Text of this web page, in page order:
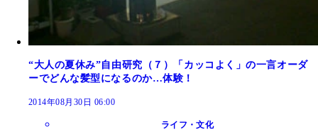
“大人の夏休み”自由研究（７）「カッコよく」の一言オーダ
ーでどんな髪型になるのか…体験！
2014年08月30日 06:00
ライフ・文化